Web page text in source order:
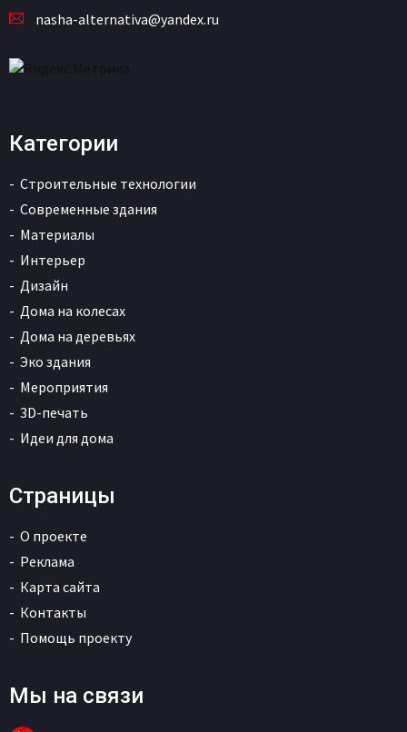
nasha-alternativa@yandex.ru
Категории
Строительные технологии
Современные здания
Материалы
Интерьер
Дизайн
Дома на колесах
Дома на деревьях
Эко здания
Мероприятия
3D-печать
Идеи для дома
Страницы
О проекте
Реклама
Карта сайта
Контакты
Помощь проекту
Мы на связи